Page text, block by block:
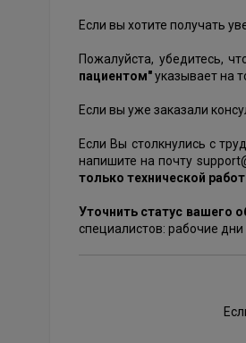
Если вы хотите получать
Пожалуйста, убедитесь,
пациентом"указывает на
Если вы уже заказали
Если Вы столкнулись с
напишите на почту
только технической
Уточнить статус вашего
специалистов: рабочие